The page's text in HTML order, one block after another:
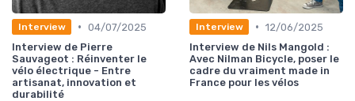
Interview • 04/07/2025
Interview de Pierre
Sauvageot : Réinventer le
vélo électrique - Entre
artisanat, innovation et
durabilité
Interview • 12/06/2025
Interview de Nils Mangold :
Avec Nilman Bicycle, poser le
cadre du vraiment made in
France pour les vélos